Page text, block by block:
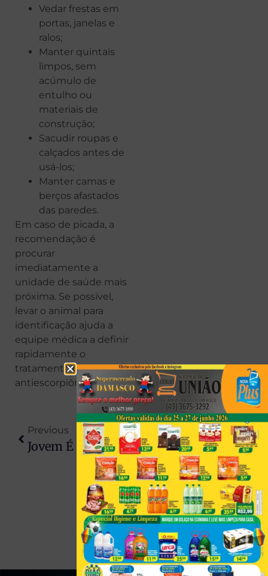
Vedar frestas em
portas, janelas e
ralos;
Manter quintais
limpos, sem
acúmulo de
entulho ou
materiais de
construção;
Sacudir roupas e
calçados antes de
usá-los;
Manter camas e
berços afastados
das paredes.
Em caso de picada, a
recomendação é
procurar
imediatamente a
unidade de saúde mais
próxima. Se possível,
levar o animal para
identificação ajuda a
equipe médica a definir
rapidamente o
tratamento com o soro
antiescorpiônico.
Previous
Jovem É Presa Por Matar Namorado E Amiga Ao Vê-Los Andando De Moto
Next
Paraná Entra Em Alerta Para Temporais E Chuvas Intensas Na Virada Do Ano